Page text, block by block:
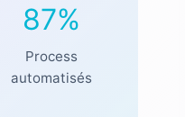
87%
Process
automatisés